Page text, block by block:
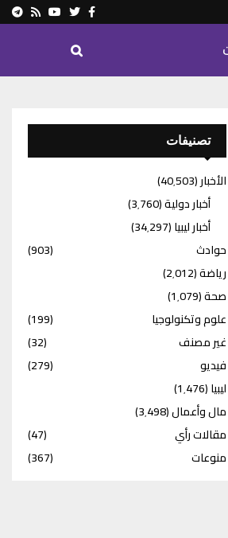
Facebook
Twitter
Youtube
Rss
تصنيفات
الأخبار(40٬503)
أخبار دولية(3٬760)
أخبار ليبيا(34٬297)
حوادث
(903)
رياضة(2٬012)
صحة(1٬079)
علوم وتكنولوجيا
(199)
غير مصنف
(32)
فيديو
(279)
ليبيا(1٬476)
مال وأعمال(3٬498)
مقالات رأي
(47)
منوعات
(367)